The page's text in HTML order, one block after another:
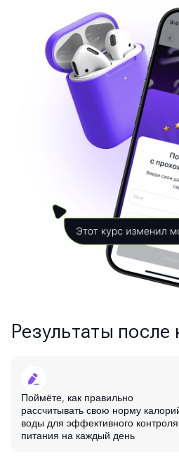
Результаты после
Поймёте, как правильно
рассчитывать свою норму
воды для эффективного контроля
питания на каждый день